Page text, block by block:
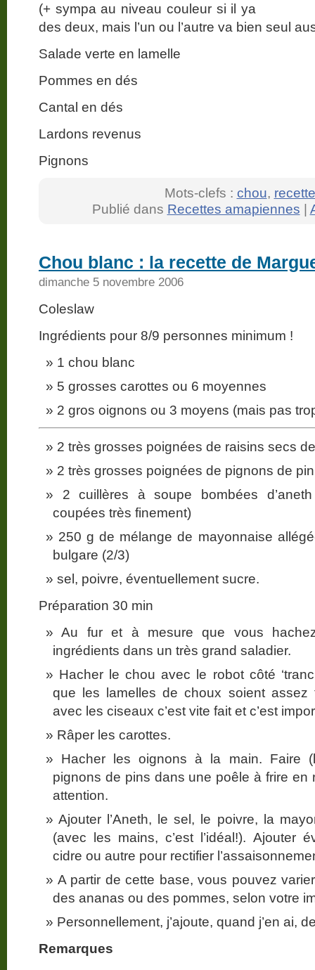
(+ sympa au niveau couleur si il ya
des deux, mais l’un ou l’autre va bien seul
Salade verte en lamelle
Pommes en dés
Cantal en dés
Lardons revenus
Pignons
Mots-clefs : chou,
Publié dans Recettes amapiennes |
Chou blanc : la recette de
dimanche 5 novembre 2006
Coleslaw
Ingrédients pour 8/9 personnes minimum !
1 chou blanc
5 grosses carottes ou 6 moyennes
2 gros oignons ou 3 moyens (mais pas
2 très grosses poignées de raisins secs
2 très grosses poignées de pignons de
2 cuillères à soupe bombées
coupées très finement)
250 g de mélange de mayonnaise
bulgare (2/3)
sel, poivre, éventuellement sucre.
Préparation 30 min
Au fur et à mesure que vous
ingrédients dans un très grand saladier.
Hacher le chou avec le robot côté
que les lamelles de choux soient assez
avec les ciseaux c’est vite fait et c’est
Râper les carottes.
Hacher les oignons à la main. Faire
pignons de pins dans une poêle à frire en
attention.
Ajouter l’Aneth, le sel, le poivre, la
(avec les mains, c’est l’idéal!). Ajouter
cidre ou autre pour rectifier
A partir de cette base, vous pouvez
des ananas ou des pommes, selon votre
Personnellement, j’ajoute, quand j’en ai,
Remarques